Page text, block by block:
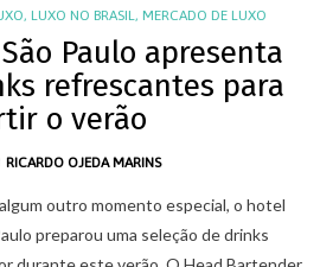
, LUXO NO BRASIL, MERCADO DE LUXO
Paulo apresenta
refrescantes para
o verão
RICARDO OJEDA MARINS
outro momento especial, o hotel
preparou uma seleção de drinks